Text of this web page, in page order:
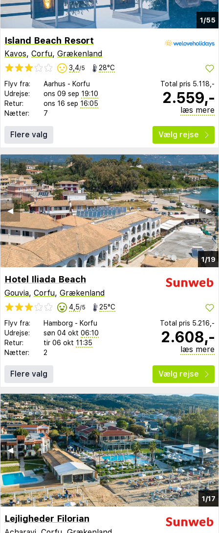
1/55
Island Beach Resort
Kavos, Corfu, Grækenland
3,4/5 28°C
Flyv fra: Aarhus - Korfu
Udrejse:
ons 09 sep 19:10
Retur:
ons 16 sep 16:05
Nætter:
7
Total pris 5.118,-
2.559,-
læs mere
Flere valg Vælg rejse
1/19
▶︎
◀︎
Hotel Iliada Beach
Gouvia, Corfu, Grækenland
4,5/5 25°C
Flyv fra: Hamborg - Korfu
Udrejse:
søn 04 okt 06:10
Retur:
tir 06 okt 11:35
Nætter:
2
Total pris 5.216,-
2.608,-
læs mere
Flere valg Vælg rejse
1/17
▶︎
◀︎
Lejligheder Filorian